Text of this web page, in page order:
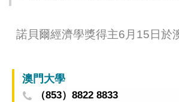
諾貝爾經濟學獎得主6月15日於
澳門大學
（853）8822 8833